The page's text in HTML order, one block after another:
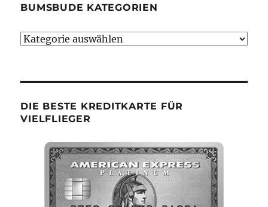
BUMSBUDE KATEGORIEN
Bumsbude
DIE BESTE KREDITKARTE FÜR
VIELFLIEGER